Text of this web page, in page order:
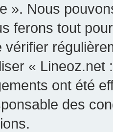
». Nous
ferons tout
vérifier
«
ont été
des